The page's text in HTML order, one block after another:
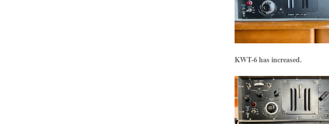
KWT-6 has increased.